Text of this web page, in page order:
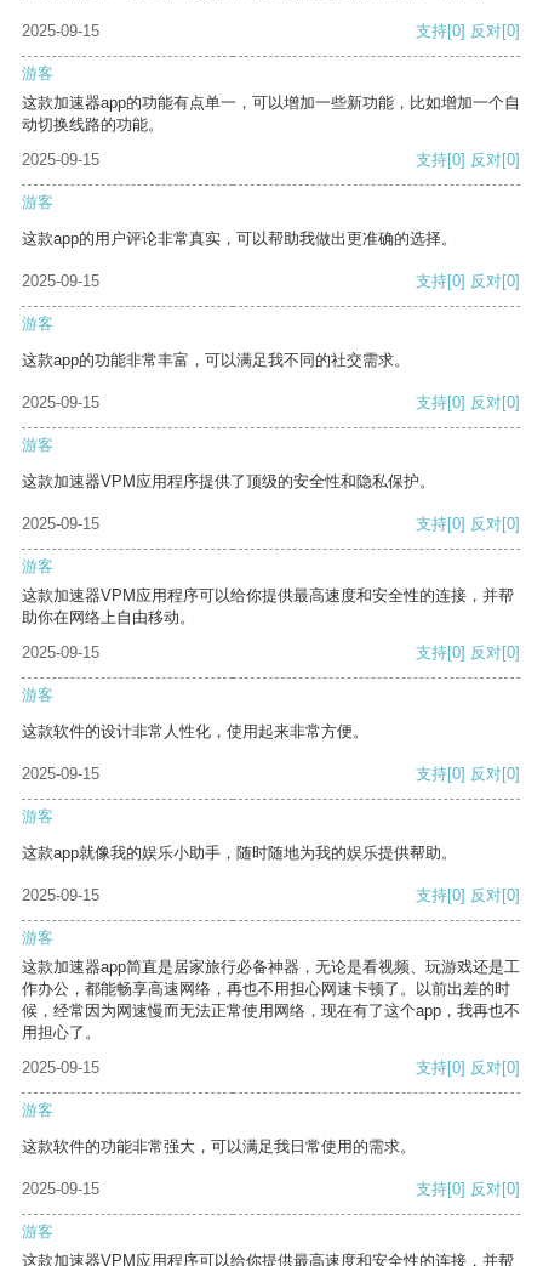
2025-09-15 支持[0] 反对[0]
游客
这款加速器app的功能有点单一，可以增加一些新功能，比如增加一个自
动切换线路的功能。
2025-09-15
支持[0] 反对[0]
游客
这款app的用户评论非常真实，可以帮助我做出更准确的选择。
2025-09-15 支持[0] 反对[0]
游客
这款app的功能非常丰富，可以满足我不同的社交需求。
2025-09-15 支持[0] 反对[0]
游客
这款加速器VPM应用程序提供了顶级的安全性和隐私保护。
2025-09-15 支持[0] 反对[0]
游客
这款加速器VPM应用程序可以给你提供最高速度和安全性的连接，并帮
助你在网络上自由移动。
2025-09-15
支持[0] 反对[0]
游客
这款软件的设计非常人性化，使用起来非常方便。
2025-09-15 支持[0] 反对[0]
游客
这款app就像我的娱乐小助手，随时随地为我的娱乐提供帮助。
2025-09-15 支持[0] 反对[0]
游客
这款加速器app简直是居家旅行必备神器，无论是看视频、玩游戏还是工
作办公，都能畅享高速网络，再也不用担心网速卡顿了。以前出差的时
候，经常因为网速慢而无法正常使用网络，现在有了这个app，我再也不
用担心了。
2025-09-15
支持[0] 反对[0]
游客
这款软件的功能非常强大，可以满足我日常使用的需求。
2025-09-15 支持[0] 反对[0]
游客
这款加速器VPM应用程序可以给你提供最高速度和安全性的连接，并帮